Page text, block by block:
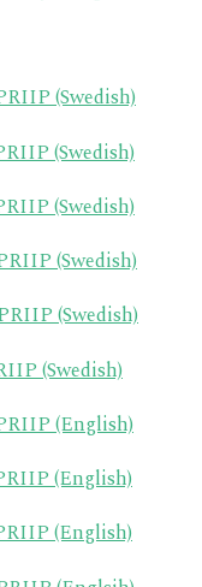
(Swedish)
(Swedish)
(Swedish)
(Swedish)
(Swedish)
(Swedish)
(English)
(English)
(English)